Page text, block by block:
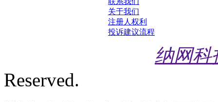
关于我们
注册人权利
投诉建议流程
纳网
Reserved.